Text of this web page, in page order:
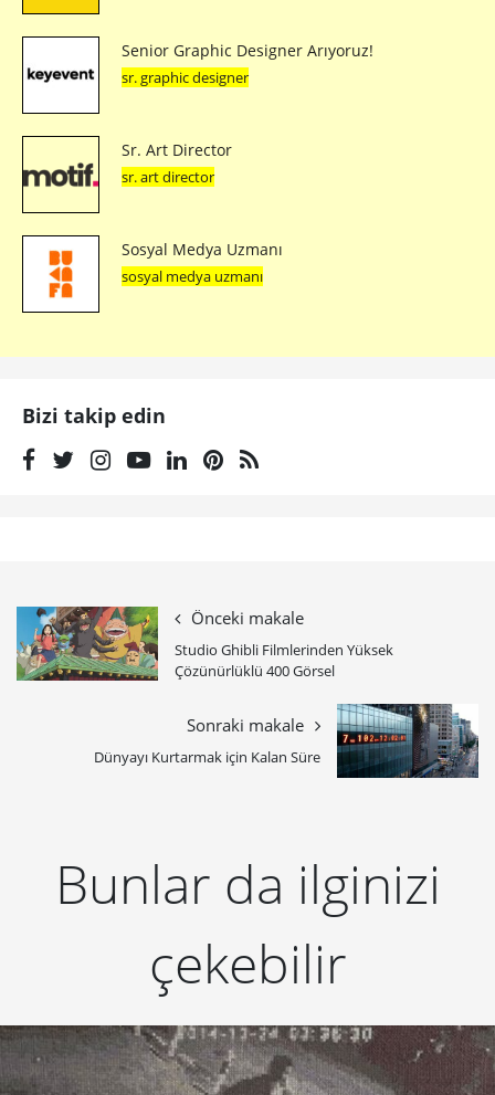
Senior Graphic Designer Arıyoruz!
sr. graphic designer
Sr. Art Director
sr. art director
Sosyal Medya Uzmanı
sosyal medya uzmanı
Bizi takip edin
Önceki makale
Studio Ghibli Filmlerinden Yüksek
Çözünürlüklü 400 Görsel
Sonraki makale
Dünyayı Kurtarmak için Kalan Süre
Bunlar da ilginizi
çekebilir